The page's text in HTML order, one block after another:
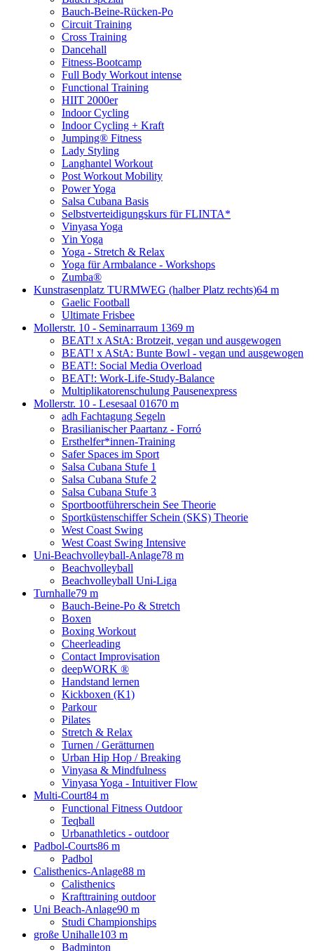
Bauch-Beine-Rücken-Po
Circuit Training
Cross Training
Dancehall
Fitness-Bootcamp
Full Body Workout intense
Functional Training
HIIT 2000er
Indoor Cycling
Indoor Cycling + Kraft
Jumping® Fitness
Lady Styling
Langhantel Workout
Post Workout Mobility
Power Yoga
Salsa Cubana Basis
Selbstverteidigungskurs für FLINTA*
Vinyasa Yoga
Yin Yoga
Yoga - Stretch & Relax
Yoga für Armbalance - Workshops
Zumba®
Kunstrasenplatz TURMWEG (halber Platz rechts)64 m
Gaelic Football
Ultimate Frisbee
Mollerstr. 10 - Seminarraum 1369 m
BEAT! x AStA: Brotzeit, vegan und ausgewogen
BEAT! x AStA: Bunte Bowl - vegan und ausgewogen
BEAT!: Social Media Overload
BEAT!: Work-Life-Study-Balance
Multiplikatorenschulung Pausenexpress
Mollerstr. 10 - Lesesaal 01670 m
adh Fachtagung Segeln
Brasilianischer Paartanz - Forró
Ersthelfer*innen-Training
Safer Spaces im Sport
Salsa Cubana Stufe 1
Salsa Cubana Stufe 2
Salsa Cubana Stufe 3
Sportbootführerschein See Theorie
Sportküstenschiffer Schein (SKS) Theorie
West Coast Swing
West Coast Swing Intensive
Uni-Beachvolleyball-Anlage78 m
Beachvolleyball
Beachvolleyball Uni-Liga
Turnhalle79 m
Bauch-Beine-Po & Stretch
Boxen
Boxing Workout
Cheerleading
Contact Improvisation
deepWORK ®
Handstand lernen
Kickboxen (K1)
Parkour
Pilates
Stretch & Relax
Turnen / Gerätturnen
Urban Hip Hop / Breaking
Vinyasa & Mindfulness
Vinyasa Yoga - Intuitiver Flow
Multi-Court84 m
Functional Fitness Outdoor
Teqball
Urbanathletics - outdoor
Padbol-Courts86 m
Padbol
Calisthenics-Anlage88 m
Calisthenics
Krafttraining outdoor
Uni Beach-Anlage90 m
Studi Championships
große Unihalle103 m
Badminton